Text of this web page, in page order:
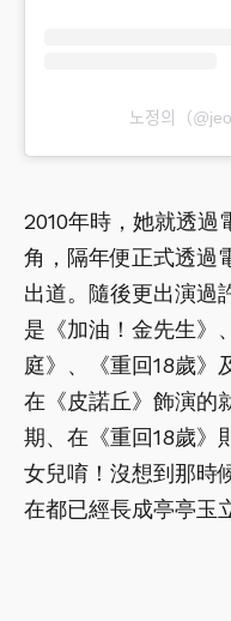
노정의（
2010年時，她就透過
角，隔年便正式透過
出道。隨後更出演過
是《加油！金先生》
庭》、《重回18歲》
在《皮諾丘》飾演的
期、在《重回18歲》
女兒唷！沒想到那時
在都已經長成亭亭玉